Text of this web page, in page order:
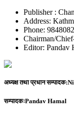
Publisher :
Address:
Phone:
Chairman/
Editor: Pandav
अध्यक्ष तथा प्रधान सम्पादक:
सम्पादकःPandav Hamal